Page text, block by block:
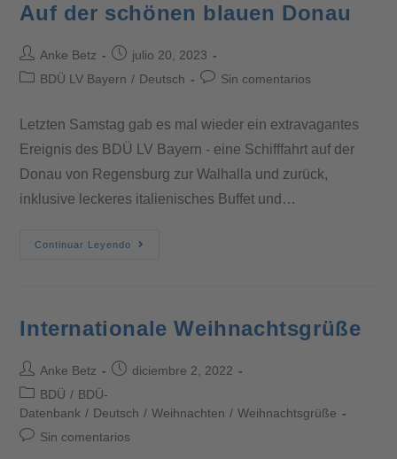
Auf der schönen blauen Donau
Anke Betz
julio 20, 2023
BDÜ LV Bayern / Deutsch Sin comentarios
Letzten Samstag gab es mal wieder ein extravagantes
Ereignis des BDÜ LV Bayern - eine Schifffahrt auf der
Donau von Regensburg zur Walhalla und zurück,
inklusive leckeres italienisches Buffet und…
Continuar Leyendo
Internationale Weihnachtsgrüße
Anke Betz
diciembre 2, 2022
BDÜ / BDÜ-
Datenbank / Deutsch / Weihnachten / Weihnachtsgrüße
Sin comentarios